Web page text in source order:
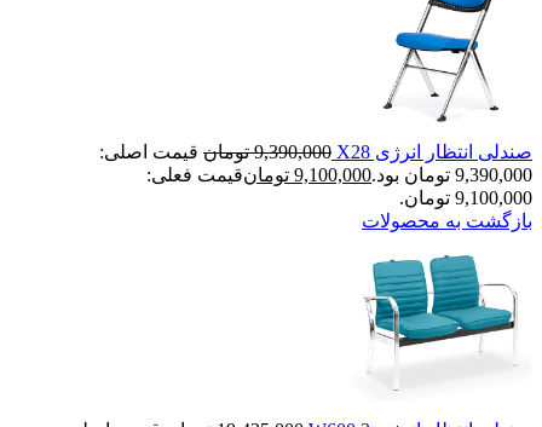
صندلی انتظار انرژی X28 9,390,000 تومان قیمت اصلی:
9,390,000 تومان بود.
9,100,000 تومانقیمت فعلی:
9,100,000 تومان.
بازگشت به محصولات